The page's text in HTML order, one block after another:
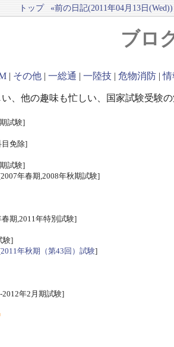
トップ «前の日記(2011年04月13日(Wed))
ブロ
| その他 | 一総通 | 一陸技 | 危物消防 |情
、他の趣味も忙しい、国家試験受験
試験]
目免除]
試験]
年春期,2008年秋期試験]
春期,2011年特別試験]
験]
2011年秋期（第43回）試験]
2012年2月期試験]